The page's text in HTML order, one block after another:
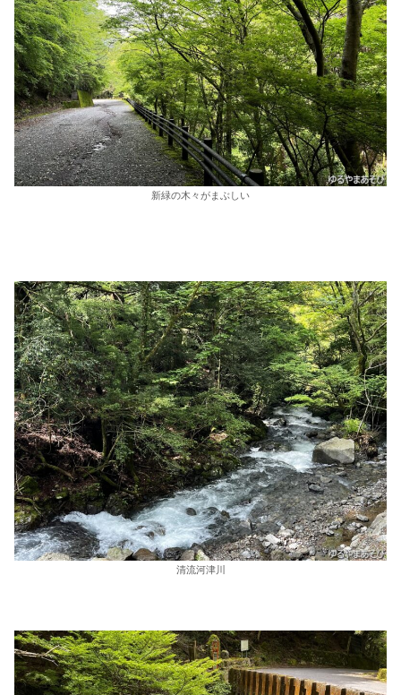
新緑の木々がまぶしい
清流河津川